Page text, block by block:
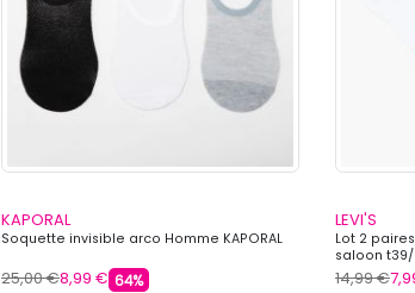
KAPORAL
Soquette invisible arco Homme KAPORAL
25,00 €8,99 € 64%
LEVI'S
Lot 2
saloon t39/
LEVI'S
14,99 €